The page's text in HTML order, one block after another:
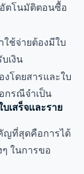
ตโนมัติตอนซื้อ
ใช้จ่ายต้องมีใบ
บเงิน
โดยสารและใบ
กรณีจำเป็น
เสร็จและราย
ญที่สุดคือการได้
ในการขอ